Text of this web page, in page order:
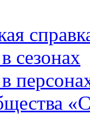
сезонах